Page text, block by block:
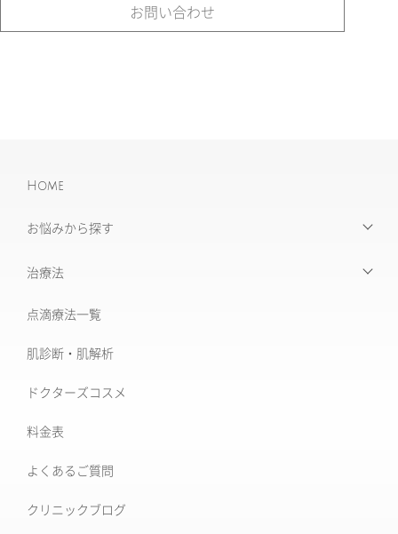
お問い合わせ
Home
お悩みから探す
【お悩みから探す】INDEX
たるみ治療
美肌治療・肌育
シミ取り治療
治療法
治療機器・設備一覧
フォトナ6D/4D
ソフウェーブ
XERF (ザーフ)
ワンダーフェイスプロ
ルビーフラクショナル
点滴療法一覧
肌診断・肌解析
ドクターズコスメ
料金表
よくあるご質問
クリニックブログ